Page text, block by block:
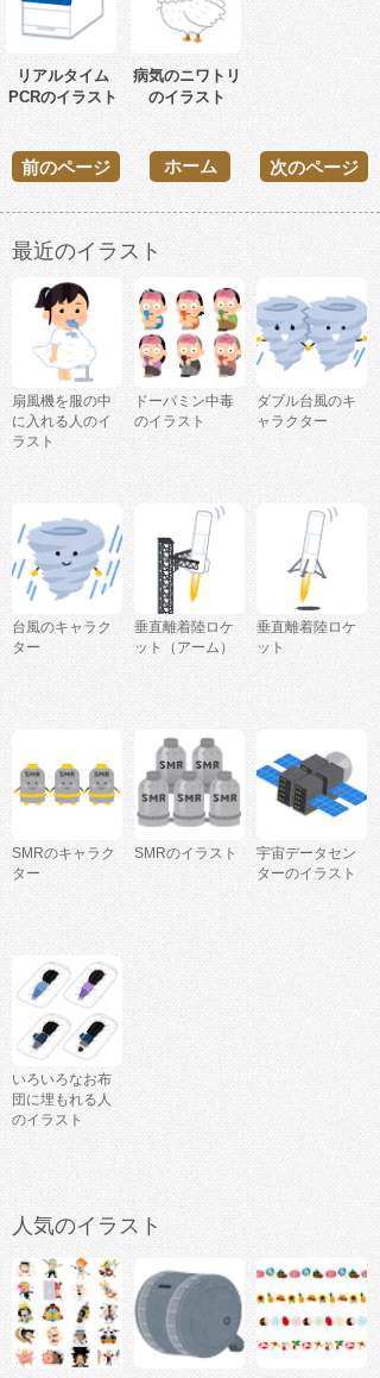
リアルタイム
PCRのイラスト
病気のニワトリ
のイラスト
前のページ 次のページ
ホーム
最近のイラスト
扇風機を服の中
に入れる人のイ
ラスト
ドーパミン中毒
のイラスト
ダブル台風のキ
ャラクター
台風のキャラク
ター
垂直離着陸ロケ
ット（アーム）
垂直離着陸ロケ
ット
SMRのキャラク
ター
SMRのイラスト
宇宙データセン
ターのイラスト
いろいろなお布
団に埋もれる人
のイラスト
人気のイラスト